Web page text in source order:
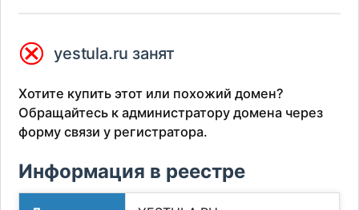
⮿ yestula.ru занят
Хотите купить этот или похожий домен?
Обращайтесь к администратору домена через
форму связи у регистратора.
Информация в реестре